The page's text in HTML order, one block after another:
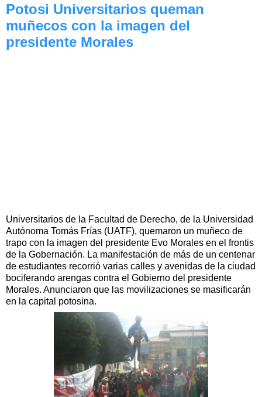
Potosi Universitarios queman
muñecos con la imagen del
presidente Morales
Universitarios de la Facultad de Derecho, de la Universidad
Autónoma Tomás Frías (UATF), quemaron un muñeco de
trapo con la imagen del presidente Evo Morales en el frontis
de la Gobernación. La manifestación de más de un centenar
de estudiantes recorrió varias calles y avenidas de la ciudad
bociferando arengas contra el Gobierno del presidente
Morales. Anunciaron que las movilizaciones se masificarán
en la capital potosina.